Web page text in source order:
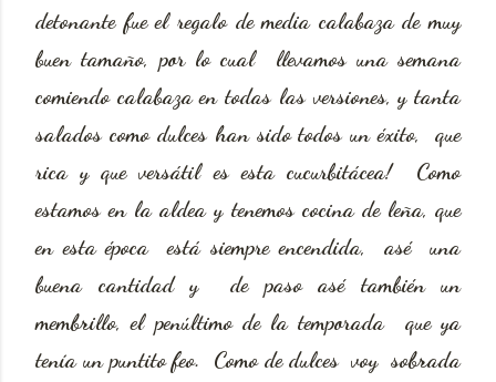
detonante fue el regalo de media calabaza de muy
buen tamaño, por lo cual llevamos una semana
comiendo calabaza en todas las versiones, y tanta
salados como dulces han sido todos un éxito, que
rica y que versátil es esta cucurbitácea! Como
estamos en la aldea y tenemos cocina de leña, que
en esta época está siempre encendida, asé una
buena cantidad y de paso asé también un
membrillo, el penúltimo de la temporada que ya
tenía un puntito feo. Como de dulces voy sobrada